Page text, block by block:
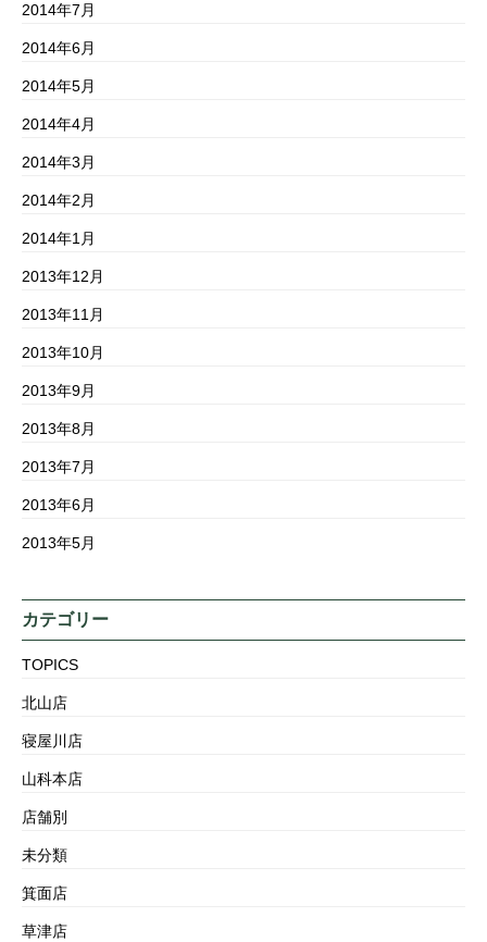
2014年7月
2014年6月
2014年5月
2014年4月
2014年3月
2014年2月
2014年1月
2013年12月
2013年11月
2013年10月
2013年9月
2013年8月
2013年7月
2013年6月
2013年5月
カテゴリー
TOPICS
北山店
寝屋川店
山科本店
店舗別
未分類
箕面店
草津店